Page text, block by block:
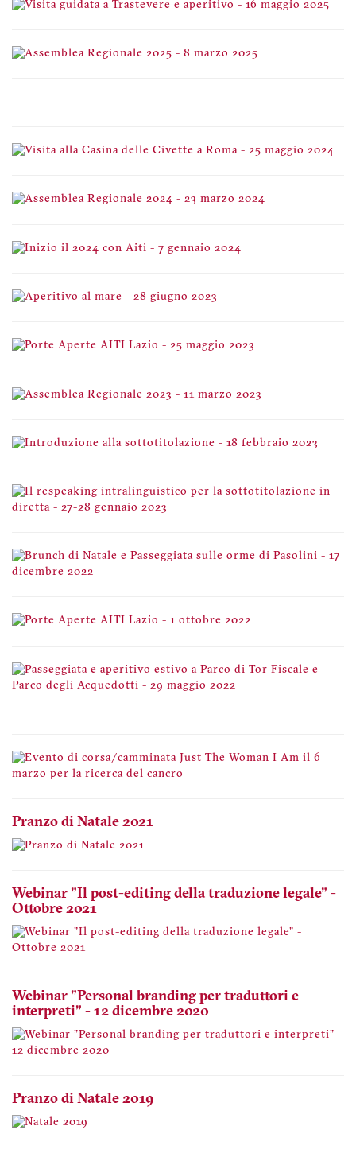
Pranzo di Natale 2021
Webinar "Il post-editing della traduzione legale" -
Ottobre 2021
Webinar "Personal branding per traduttori e
interpreti" - 12 dicembre 2020
Pranzo di Natale 2019